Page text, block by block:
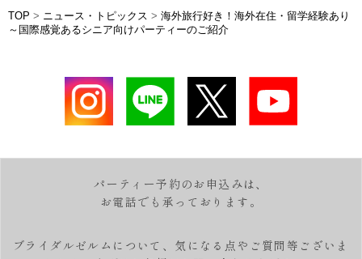
TOP > ニュース・トピックス > 海外旅行好き！海外在住・留学経験あり
～国際感覚あるシニア向けパーティーのご紹介
パーティー予約のお申込みは、
お電話でも承っております。
ブライダルゼルムについて、気になる点やご質問等ございま